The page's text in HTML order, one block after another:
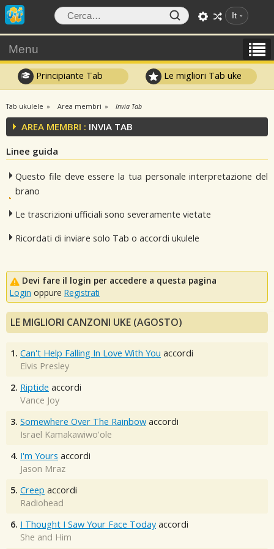
It
Menu
Principiante Tab Le migliori Tab uke
Tab ukulele Area membri Invia Tab
AREA MEMBRI : INVIA TAB
Linee guida
Questo file deve essere la tua personale interpretazione del
brano
Le trascrizioni ufficiali sono severamente vietate
Ricordati di inviare solo Tab o accordi ukulele
Devi fare il login per accedere a questa pagina
Login oppure Registrati
LE MIGLIORI CANZONI UKE (AGOSTO)
1. Can't Help Falling In Love With You accordi
Elvis Presley
2. Riptide accordi
Vance Joy
3. Somewhere Over The Rainbow accordi
Israel Kamakawiwo'ole
4. I'm Yours accordi
Jason Mraz
5. Creep accordi
Radiohead
6. I Thought I Saw Your Face Today accordi
She and Him